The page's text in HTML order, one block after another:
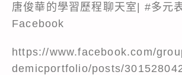
唐俊華的學習歷程聊天室| #多元
Facebook
https://www.facebook.com/
demicportfolio/posts/